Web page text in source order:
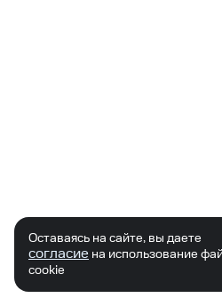
Оставаясь на сайте, вы даете
согласие на использование
cookie